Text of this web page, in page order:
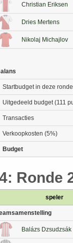
Christian Eriksen
Dries Mertens
Nikolaj Michajlov
Startbudget in deze ronde
Uitgedeeld budget (111
Transacties
Verkoopkosten (5%)
Budget
Ronde
speler
Balázs Dzsudzsák